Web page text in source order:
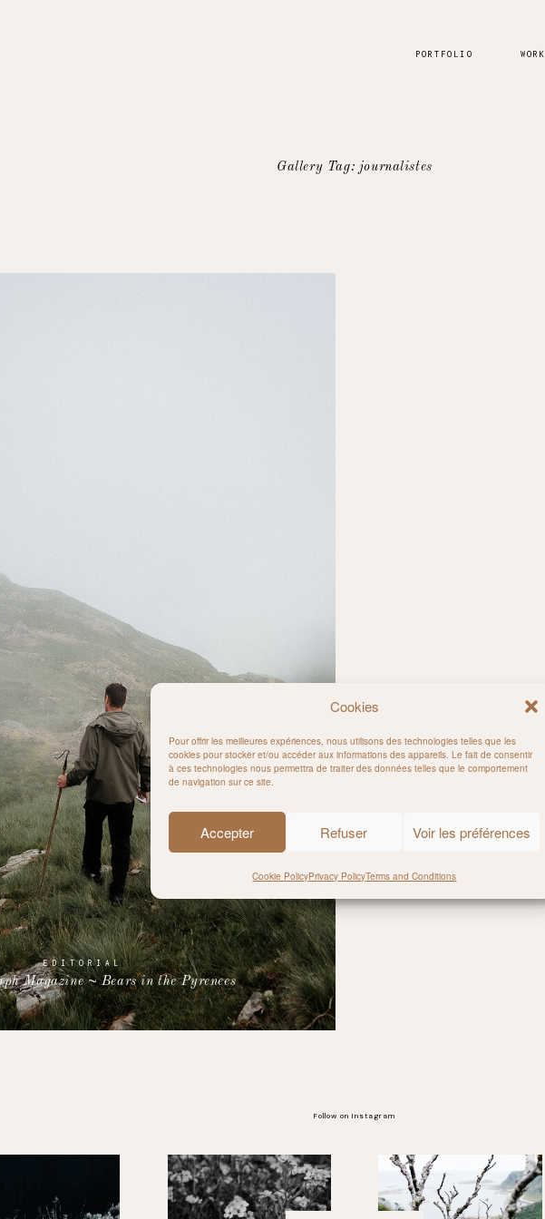
Cookies
Pour offrir les meilleures expériences, nous utilisons des technologies telles que les
cookies pour stocker et/ou accéder aux informations des appareils. Le fait de consentir
à ces technologies nous permettra de traiter des données telles que le comportement
de navigation sur ce site.
Accepter Refuser Voir les préférences
Cookie PolicyPrivacy PolicyTerms and Conditions
PORTFOLIO WORK
Gallery Tag: journalistes
EDITORIAL
Magazine ~ Bears in the Pyrenees
Follow on Instagram